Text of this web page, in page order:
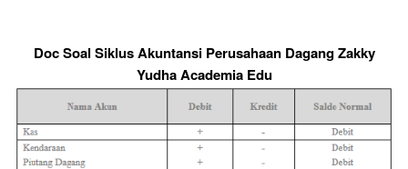
Doc Soal Siklus Akuntansi Perusahaan Dagang Zakky
Yudha Academia Edu